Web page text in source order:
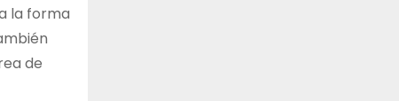
la forma
de